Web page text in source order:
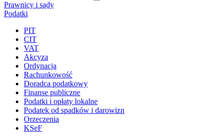
Prawnicy i sądy
Podatki
PIT
CIT
VAT
Akcyza
Ordynacja
Rachunkowość
Doradca podatkowy
Finanse publiczne
Podatki i opłaty lokalne
Podatek od spadków i darowizn
Orzeczenia
KSeF